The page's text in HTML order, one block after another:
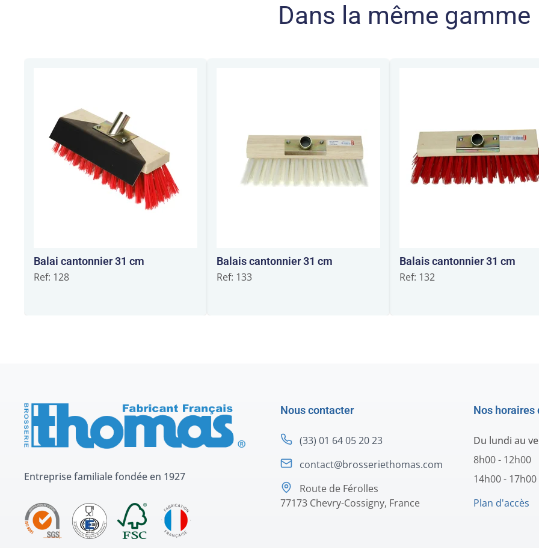
Dans la même gamme
Balai cantonnier 31 cm
Ref: 128
Balais cantonnier 31 cm
Ref: 133
Balais cantonnier 31 cm
Ref: 132
Entreprise familiale fondée en 1927
Nous contacter
(33) 01 64 05 20 23
contact@brosseriethomas.com
Route de Férolles
77173 Chevry-Cossigny, France
Nos horaires
Du lundi au
8h00 - 12h00
14h00 - 17h00
Plan d'accès